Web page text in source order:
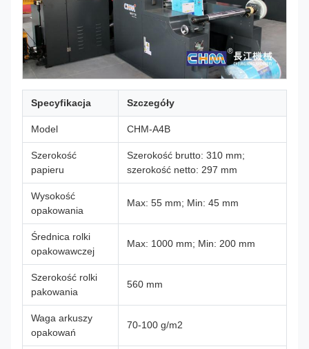
Specyfikacja Szczegóły
Model CHM-A4B
Szerokość
papieru
Szerokość brutto: 310 mm;
szerokość netto: 297 mm
Wysokość
opakowania
Max: 55 mm; Min: 45 mm
Średnica rolki
opakowawczej
Max: 1000 mm; Min: 200 mm
Szerokość rolki
pakowania
560 mm
Waga arkuszy
opakowań
70-100 g/m2